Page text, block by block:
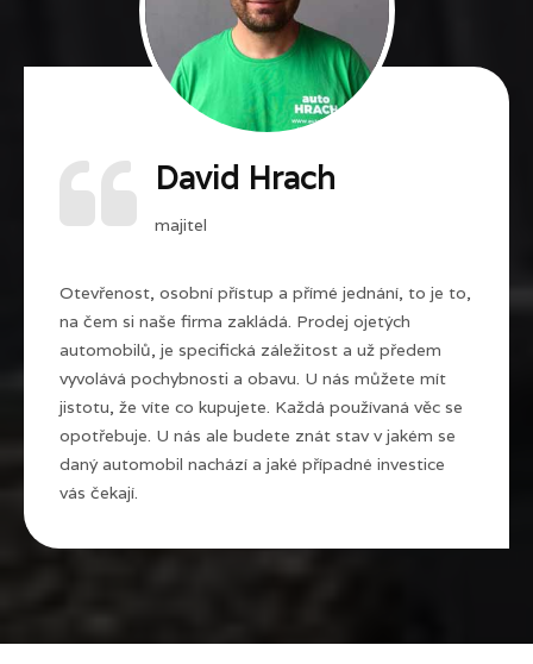
David Hrach
majitel
Otevřenost, osobní přístup a přímé jednání, to je to,
na čem si naše firma zakládá. Prodej ojetých
automobilů, je specifická záležitost a už předem
vyvolává pochybnosti a obavu. U nás můžete mít
jistotu, že víte co kupujete. Každá používaná věc se
opotřebuje. U nás ale budete znát stav v jakém se
daný automobil nachází a jaké případné investice
vás čekají.